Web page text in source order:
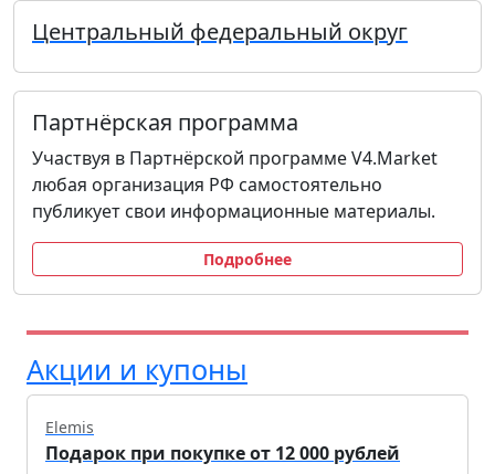
Центральный федеральный округ
Партнёрская программа
Участвуя в Партнёрской программе V4.Market
любая организация РФ самостоятельно
публикует свои информационные материалы.
Подробнее
Акции и купоны
Elemis
Подарок при покупке от 12 000 рублей